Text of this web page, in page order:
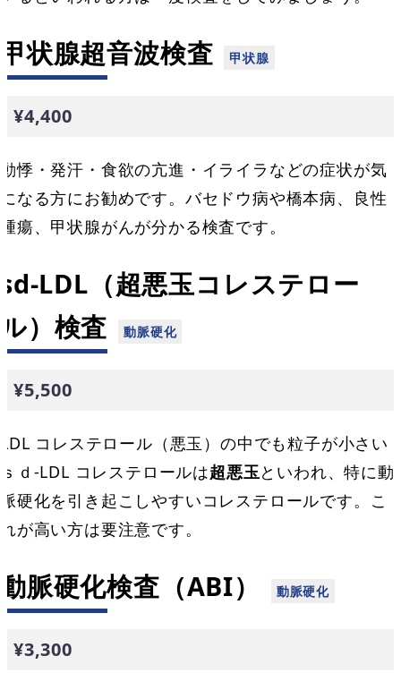
甲状腺超音波検査
¥4,400
動悸・発汗・食欲の亢進・イライラなどの症状が気
になる方にお勧めです。バセドウ病や橋本病、良性
腫瘍、甲状腺がんが分かる検査です。
sd-LDL（超悪玉コレステロー
ル）検査
¥5,500
LDL コレステロール（悪玉）の中でも粒子が小さい
ｓｄ-LDL コレステロールは超悪玉といわれ、特に動
脈硬化を引き起こしやすいコレステロールです。こ
れが高い方は要注意です。
動脈硬化検査（ABI）
¥3,300